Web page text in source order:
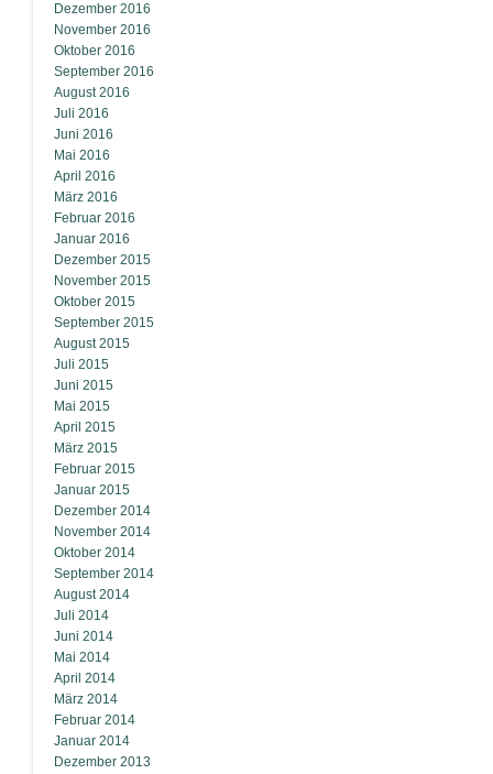
Dezember 2016
November 2016
Oktober 2016
September 2016
August 2016
Juli 2016
Juni 2016
Mai 2016
April 2016
März 2016
Februar 2016
Januar 2016
Dezember 2015
November 2015
Oktober 2015
September 2015
August 2015
Juli 2015
Juni 2015
Mai 2015
April 2015
März 2015
Februar 2015
Januar 2015
Dezember 2014
November 2014
Oktober 2014
September 2014
August 2014
Juli 2014
Juni 2014
Mai 2014
April 2014
März 2014
Februar 2014
Januar 2014
Dezember 2013